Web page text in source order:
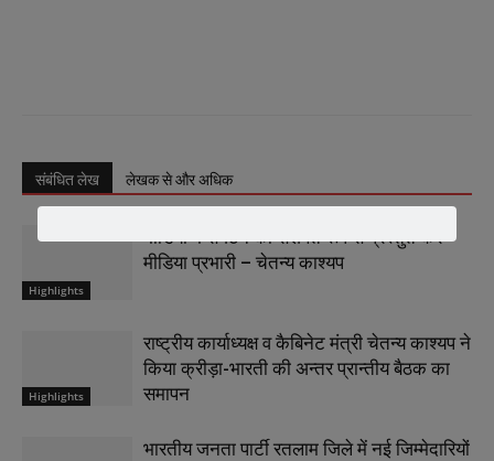
संबंधित लेख लेखक से और अधिक
Highlights
मीडिया में संगठन को सशक्त रूप से प्रस्तुत करें
मीडिया प्रभारी – चेतन्य काश्यप
Highlights
राष्ट्रीय कार्याध्यक्ष व कैबिनेट मंत्री चेतन्य काश्यप ने
किया क्रीड़ा-भारती की अन्तर प्रान्तीय बैठक का
समापन
भारतीय जनता पार्टी रतलाम जिले में नई जिम्मेदारियों